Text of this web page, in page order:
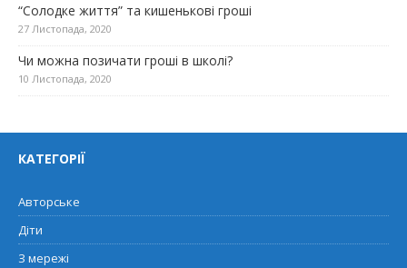
“Солодке життя” та кишенькові гроші
27 Листопада, 2020
Чи можна позичати гроші в школі?
10 Листопада, 2020
КАТЕГОРІЇ
Авторське
Діти
З мережі